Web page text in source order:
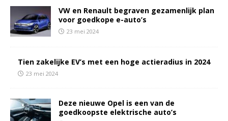
VW en Renault begraven gezamenlijk plan
voor goedkope e-auto’s
23 mei 2024
Tien zakelijke EV’s met een hoge actieradius in 2024
23 mei 2024
Deze nieuwe Opel is een van de
goedkoopste elektrische auto’s